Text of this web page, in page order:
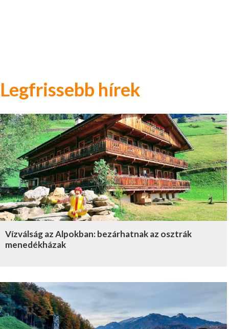
Legfrissebb hírek
Vízválság az Alpokban: bezárhatnak az osztrák
menedékházak